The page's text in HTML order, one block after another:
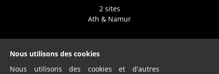
2 sites
Ath & Namur
Nous utilisons des cookies
Nous utilisons des cookies et d'autres